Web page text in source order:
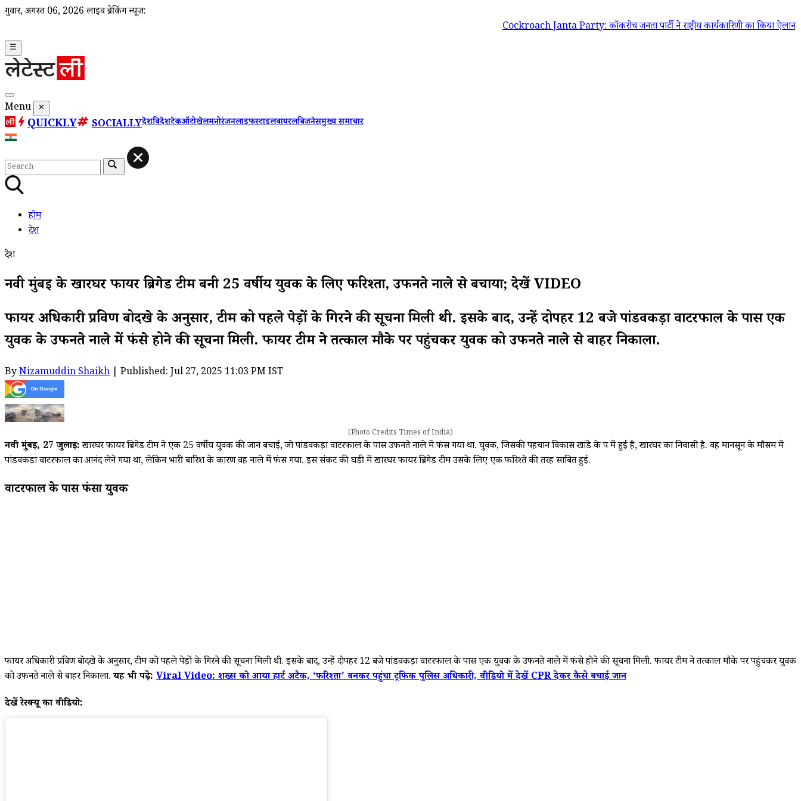
गुरूवार, अगस्त 06, 2026 लाइव ब्रेकिंग न्यूज़:
Cockroach Janta Party: कॉकरोच जनता पार्टी ने राष्ट्रीय कार्यकारिणी का किया ऐलान,
☰
Menu ✕
QUICKLY SOCIALLYदेशविदेशटेकऑटोखेलमनोरंजनलाइफस्टाइलवायरलबिजनेसमुख्य समाचार
होम
देश
देश
नवी मुंबई के खारघर फायर ब्रिगेड टीम बनी 25 वर्षीय युवक के लिए फरिश्ता, उफनते नाले से बचाया; देखें VIDEO
फायर अधिकारी प्रविण बोदखे के अनुसार, टीम को पहले पेड़ों के गिरने की सूचना मिली थी. इसके बाद, उन्हें दोपहर 12 बजे पांडवकड़ा वाटरफाल के पास एक
युवक के उफनते नाले में फंसे होने की सूचना मिली. फायर टीम ने तत्काल मौके पर पहुंचकर युवक को उफनते नाले से बाहर निकाला.
ByNizamuddin Shaikh | Published: Jul 27, 2025 11:03 PM IST
(Photo Credits Times of India)
नवी मुंबई, 27 जुलाई:खारघर फायर ब्रिगेड टीम ने एक 25 वर्षीय युवक की जान बचाई, जो पांडवकड़ा वाटरफाल के पास उफनते नाले में फंस गया था. युवक, जिसकी पहचान विकास खांडे के रूप में हुई है, खारघर का निवासी है. वह मानसून के मौसम में
पांडवकड़ा वाटरफाल का आनंद लेने गया था, लेकिन भारी बारिश के कारण वह नाले में फंस गया. इस संकट की घड़ी में खारघर फायर ब्रिगेड टीम उसके लिए एक फरिश्ते की तरह साबित हुई.
वाटरफाल के पास फंसा युवक
फायर अधिकारी प्रविण बोदखे के अनुसार, टीम को पहले पेड़ों के गिरने की सूचना मिली थी. इसके बाद, उन्हें दोपहर 12 बजे पांडवकड़ा वाटरफाल के पास एक युवक के उफनते नाले में फंसे होने की सूचना मिली. फायर टीम ने तत्काल मौके पर पहुंचकर युवक
को उफनते नाले से बाहर निकाला.यह भी पढ़े: Viral Video: शख्स को आया हार्ट अटैक, ‘फरिश्ता’ बनकर पहुंचा ट्रफिक पुलिस अधिकारी, वीडियो में देखें CPR देकर कैसे बचाई जान
देखें रेस्क्यू का वीडियो: